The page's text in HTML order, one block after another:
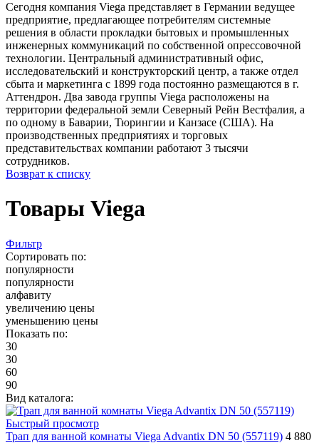
Сегодня компания Viega представляет в Германии ведущее
предприятие, предлагающее потребителям системные
решения в области прокладки бытовых и промышленных
инженерных коммуникаций по собственной опрессовочной
технологии. Центральный административный офис,
исследовательский и конструкторский центр, а также отдел
сбыта и маркетинга с 1899 года постоянно размещаются в г.
Аттендрон. Два завода группы Viega расположены на
территории федеральной земли Северный Рейн Вестфалия, а
по одному в Баварии, Тюрингии и Канзасе (США). На
производственных предприятиях и торговых
представительствах компании работают 3 тысячи
сотрудников.
Возврат к списку
Товары Viega
Фильтр
Сортировать по:
популярности
популярности
алфавиту
увеличению цены
уменьшению цены
Показать по:
30
30
60
90
Вид каталога:
Быстрый просмотр
Трап для ванной комнаты Viega Advantix DN 50 (557119) 4 880